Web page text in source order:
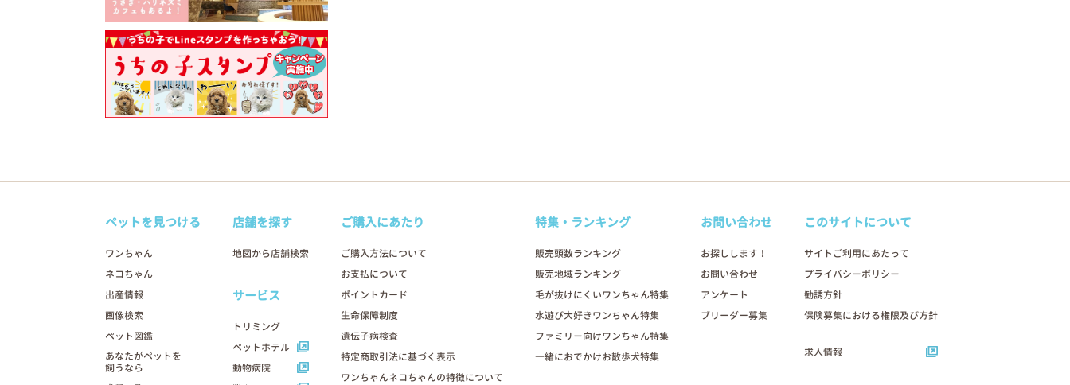
ペットを見つける
ワンちゃん
ネコちゃん
出産情報
画像検索
ペット図鑑
あなたがペットを
飼うなら
店舗を探す
地図から店舗検索
サービス
トリミング
ペットホテル
動物病院
ご購入にあたり
ご購入方法について
お支払について
ポイントカード
生命保障制度
遺伝子病検査
特定商取引法に基づく表示
ワンちゃんネコちゃんの特徴について
特集・ランキング
販売頭数ランキング
販売地域ランキング
毛が抜けにくいワンちゃん特集
水遊び大好きワンちゃん特集
ファミリー向けワンちゃん特集
一緒におでかけお散歩犬特集
お問い合わせ
お探しします！
お問い合わせ
アンケート
ブリーダー募集
このサイトについて
サイトご利用にあたって
プライバシーポリシー
勧誘方針
保険募集における権限及び方針
求人情報